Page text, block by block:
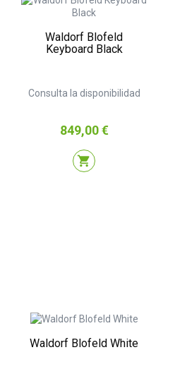
Waldorf Blofeld
Keyboard Black
Consulta la disponibilidad
Precio
849,00 €
shopping_cart
Waldorf Blofeld White